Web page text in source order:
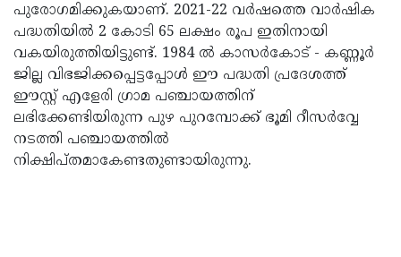
പുരോഗമിക്കുകയാണ്. 2021-22 വര്‍ഷത്തെ വാര്‍ഷിക
പദ്ധതിയില്‍ 2 കോടി 65 ലക്ഷം രൂപ ഇതിനായി
വകയിരുത്തിയിട്ടുണ്ട്. 1984 ല്‍ കാസര്‍കോട് - കണ്ണൂര്‍
ജില്ല വിഭജിക്കപ്പെട്ടപ്പോള്‍ ഈ പദ്ധതി പ്രദേശത്ത്
ഈസ്റ്റ് എളേരി ഗ്രാമ പഞ്ചായത്തിന്
ലഭിക്കേണ്ടിയിരുന്ന പുഴ പുറമ്പോക്ക് ഭൂമി റീസര്‍വ്വേ
നടത്തി പഞ്ചായത്തില്‍
നിക്ഷിപ്തമാകേണ്ടതുണ്ടായിരുന്നു.